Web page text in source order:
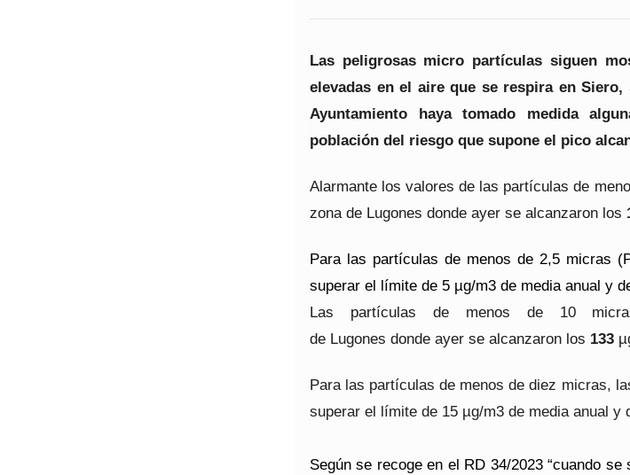
Las peligrosas micro partículas siguen
elevadas en el aire que se respira en
Ayuntamiento haya tomado medida
población del riesgo que supone el pico
Alarmante los valores de las partículas de
zona de Lugones donde ayer se alcanzaron los
Para las partículas de menos de 2,5 micras
superar el límite de 5 µg/m3 de media anual y
Las partículas de menos de 10
de Lugones donde ayer se alcanzaron los 133
Para las partículas de menos de diez micras,
superar el límite de 15 µg/m3 de media anual y
Según se recoge en el RD 34/2023 “cuando